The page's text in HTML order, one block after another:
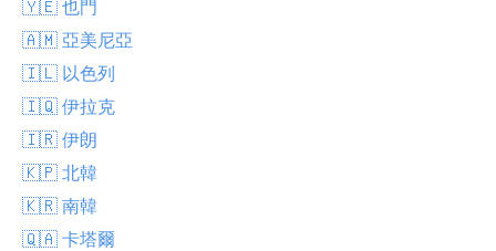
🇾🇪 也門
🇦🇲 亞美尼亞
🇮🇱 以色列
🇮🇶 伊拉克
🇮🇷 伊朗
🇰🇵 北韓
🇰🇷 南韓
🇶🇦 卡塔爾